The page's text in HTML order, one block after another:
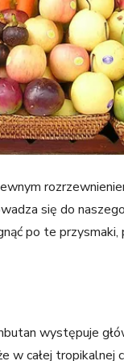
się do
po te
występuje
w całej tropikalnej